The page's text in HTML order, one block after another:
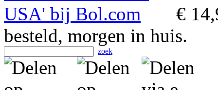
€
besteld, morgen in huis.
zoek